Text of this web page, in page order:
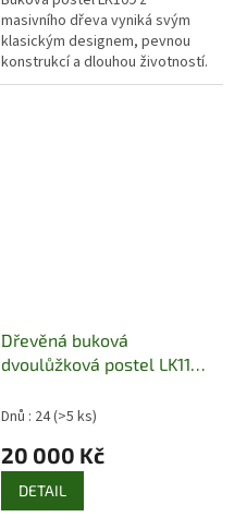
masivního dřeva vyniká svým
klasickým designem, pevnou
konstrukcí a dlouhou životností.
Skvěle se hodí do moderních i
Dřevěná buková
dvoulůžková postel LK112
Dnů : 24(>5 ks)
20 000 Kč
DETAIL